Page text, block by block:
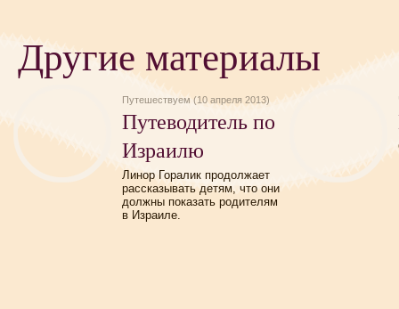
Другие материалы
Путешествуем (10 апреля 2013)
Путеводитель по
Израилю
Линор Горалик продолжает
рассказывать детям, что они
должны показать родителям
в Израиле.